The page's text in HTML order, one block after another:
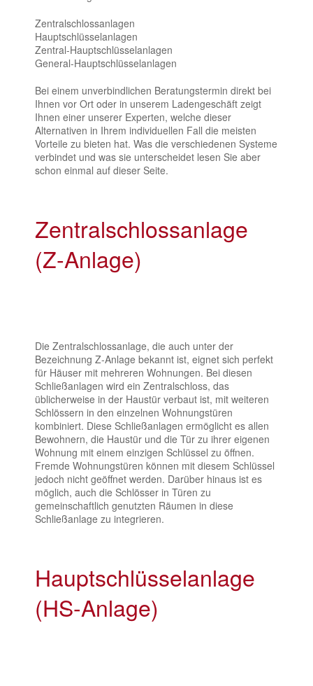
Zentralschlossanlagen
Hauptschlüsselanlagen
Zentral-Hauptschlüsselanlagen
General-Hauptschlüsselanlagen
Bei einem unverbindlichen Beratungstermin direkt bei
Ihnen vor Ort oder in unserem Ladengeschäft zeigt
Ihnen einer unserer Experten, welche dieser
Alternativen in Ihrem individuellen Fall die meisten
Vorteile zu bieten hat. Was die verschiedenen Systeme
verbindet und was sie unterscheidet lesen Sie aber
schon einmal auf dieser Seite.
Zentralschlossanlage
(Z-Anlage)
Die Zentralschlossanlage, die auch unter der
Bezeichnung Z-Anlage bekannt ist, eignet sich perfekt
für Häuser mit mehreren Wohnungen. Bei diesen
Schließanlagen wird ein Zentralschloss, das
üblicherweise in der Haustür verbaut ist, mit weiteren
Schlössern in den einzelnen Wohnungstüren
kombiniert. Diese Schließanlagen ermöglicht es allen
Bewohnern, die Haustür und die Tür zu ihrer eigenen
Wohnung mit einem einzigen Schlüssel zu öffnen.
Fremde Wohnungstüren können mit diesem Schlüssel
jedoch nicht geöffnet werden. Darüber hinaus ist es
möglich, auch die Schlösser in Türen zu
gemeinschaftlich genutzten Räumen in diese
Schließanlage zu integrieren.
Hauptschlüsselanlage
(HS-Anlage)